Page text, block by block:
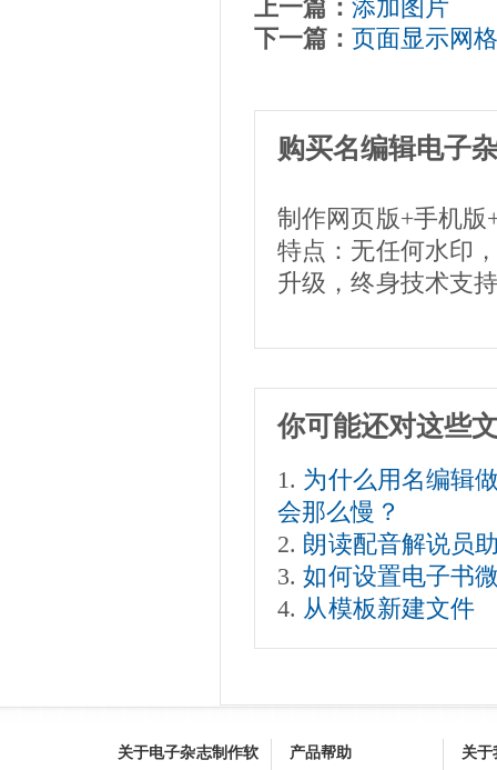
上一篇： 添加图片
下一篇： 页面显示网
购买名编辑电子
制作网页版+手机版
特点：无任何水印
升级，终身技术支
你可能还对这些
为什么用名编辑
会那么慢？
朗读配音解说员
如何设置电子书
从模板新建文件
关于电子杂志制作软
产品帮助 关于